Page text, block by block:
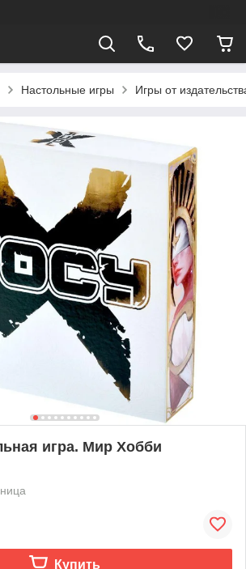
Настольные игры Игры от
игра. Мир Хобби
Купить